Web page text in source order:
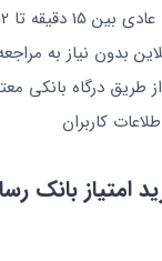
دقیقه تا 2 ساعت
بدون نیاز به
طریق درگاه بانکی
کاربران
امتیاز بانک